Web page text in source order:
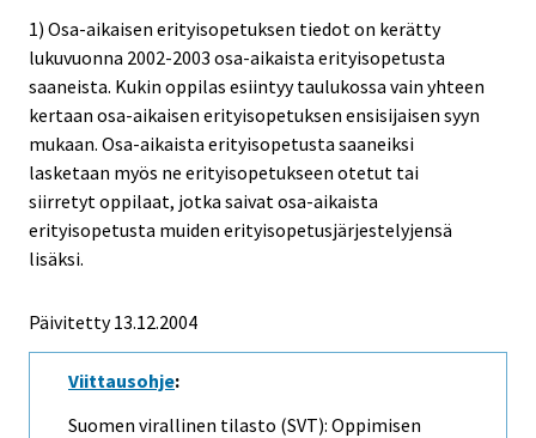
1) Osa-aikaisen erityisopetuksen tiedot on kerätty
lukuvuonna 2002-2003 osa-aikaista erityisopetusta
saaneista. Kukin oppilas esiintyy taulukossa vain yhteen
kertaan osa-aikaisen erityisopetuksen ensisijaisen syyn
mukaan. Osa-aikaista erityisopetusta saaneiksi
lasketaan myös ne erityisopetukseen otetut tai
siirretyt oppilaat, jotka saivat osa-aikaista
erityisopetusta muiden erityisopetusjärjestelyjensä
lisäksi.
Päivitetty13.12.2004
Viittausohje:
Suomen virallinen tilasto (SVT): Oppimisen